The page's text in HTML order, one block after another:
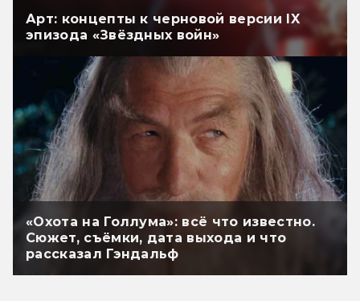
Арт: концепты к черновой версии IX
эпизода «Звёздных войн»
«Охота на Голлума»: всё что известно.
Сюжет, съёмки, дата выхода и что
рассказал Гэндальф